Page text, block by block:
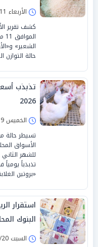
الأربعاء 11/مارس/2026 - 01:00 م
كشف تقرير
الشعير»
حالة
2026
الخميس 19/فبراير/2026 - 08:00 ص
تسيطر حالة
الأسواق
للشهر
تذبذباً
«بروتين
استقرار
البنوك
السبت 20/ديسمبر/2025 - 12:00 م